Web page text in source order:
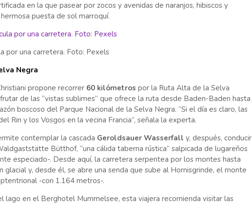
en la que pasear por zocos y avenidas de naranjos, hibiscos y
puesta de sol marroquí.
por una carretera. Foto: Pexels
Negra
propone recorrer 60 kilómetros por la Ruta Alta de la Selva
de las “vistas sublimes” que ofrece la ruta desde Baden-Baden hasta
boscoso del Parque Nacional de la Selva Negra. “Si el día es claro, las
Rin y los Vosgos en la vecina Francia”, señala la experta.
contemplar la cascada Geroldsauer Wasserfall y, después, conducir
Bütthof, “una cálida taberna rústica” salpicada de lugareños
especiado-. Desde aquí, la carretera serpentea por los montes hasta
glacial y, desde él, se abre una senda que sube al Hornisgrinde, el monte
-con 1.164 metros-.
lago en el Berghotel Mummelsee, esta viajera recomienda visitar las